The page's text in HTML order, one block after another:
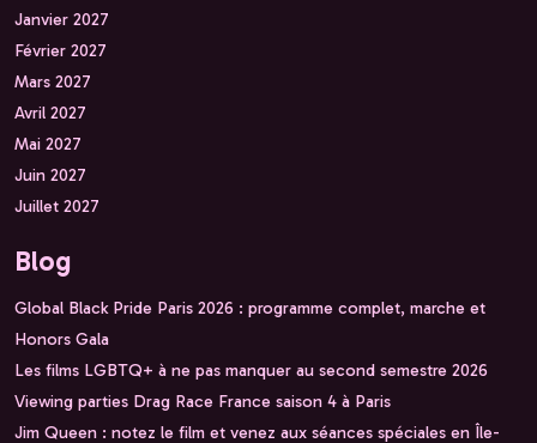
Janvier 2027
Février 2027
Mars 2027
Avril 2027
Mai 2027
Juin 2027
Juillet 2027
Blog
Global Black Pride Paris 2026 : programme complet, marche et
Honors Gala
Les films LGBTQ+ à ne pas manquer au second semestre 2026
Viewing parties Drag Race France saison 4 à Paris
Jim Queen : notez le film et venez aux séances spéciales en Île-